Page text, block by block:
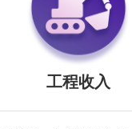
工程收入